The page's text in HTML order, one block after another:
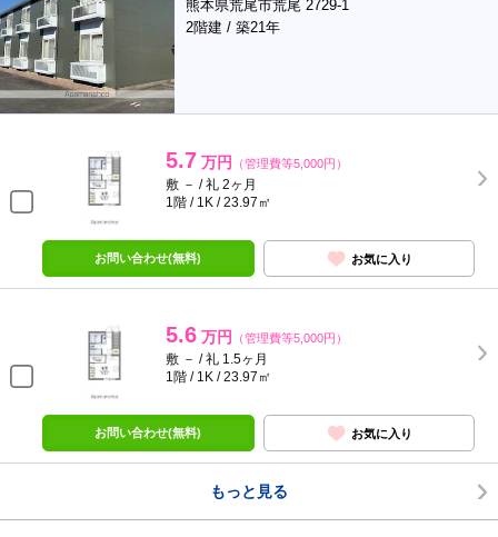
熊本県荒尾市荒尾 2729-1
2階建 / 築21年
5.7 万円 （管理費等5,000円）
敷 － / 礼 2ヶ月
1階 / 1K / 23.97㎡
お問い合わせ(無料) お気に入り
5.6 万円 （管理費等5,000円）
敷 － / 礼 1.5ヶ月
1階 / 1K / 23.97㎡
お問い合わせ(無料) お気に入り
もっと見る